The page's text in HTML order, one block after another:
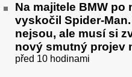
Na majitele BMW po
vyskočil Spider-
nejsou, ale musí si
nový smutný projev
před 10 hodinami